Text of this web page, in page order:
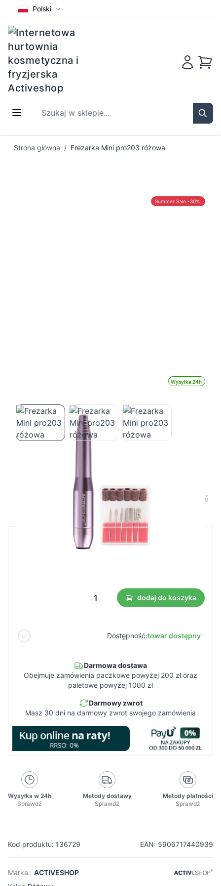
Polski
Szukaj w sklepie...
Strona główna / Frezarka Mini pro203 różowa
Wysyłka 24h
Summer Sale -30%
Frezarka Mini pro203 różowa
Kod produktu: 136729 EAN: 5906717440939
Marka: ACTIVESHOP
Cena B2B Cena detaliczna
dodaj do koszyka
Dostępność:towar dostępny
Darmowa dostawa
Obejmuje zamówienia paczkowe powyżej 200 zł oraz
paletowe powyżej 1000 zł
Darmowy zwrot
Masz 30 dni na darmowy zwrot swojego zamówienia
Wysyłka w 24h
Sprawdź
Metody dostawy
Sprawdź
Metody płatności
Sprawdź